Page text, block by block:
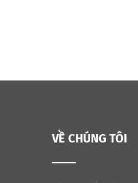
VỀ CHÚNG TÔI